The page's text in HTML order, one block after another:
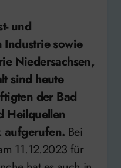
Industrie sowie
Niedersachsen,
sind heute
der Bad
Heilquellen
aufgerufen. Bei
11.12.2023 für